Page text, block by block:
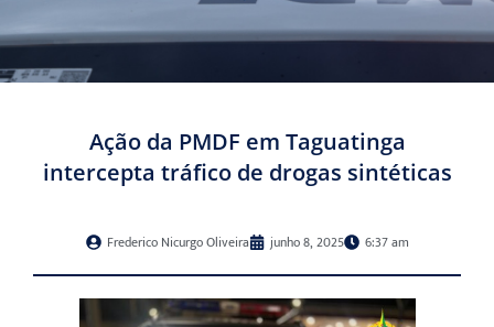
Ação da PMDF em Taguatinga
intercepta tráfico de drogas sintéticas
Frederico Nicurgo Oliveira junho 8, 2025 6:37 am